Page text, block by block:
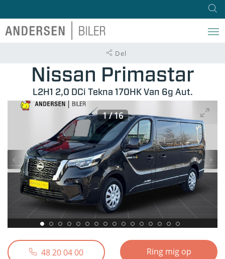
Del
Nissan Primastar
L2H1 2,0 DCi Tekna 170HK Van 6g Aut.
1/16
48 20 04 00 Ring mig op